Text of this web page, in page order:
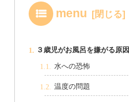
menu
３歳児がお風呂を嫌がる原因
水への恐怖
温度の問題